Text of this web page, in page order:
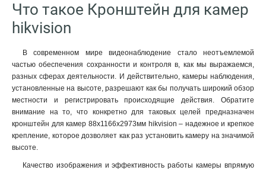
2239х80х1258мм 1
70x971x2179мм
157х1657х618мм 1
165х757мм 1
1571х164х455мм 1
136х48мм
120х40мм
157х1848х534мм 1
1785х164х41мм
Что такое Кронштейн для камер
hikvision
В современном мире видеонаблюдение стало неотъемлемой
частью обеспечения сохранности и контроля в, как мы выражаемся,
разных сферах деятельности. И действительно, камеры наблюдения,
установленные на высоте, разрешают как бы получать широкий обзор
местности и регистрировать происходящие действия. Обратите
внимание на то, что конкретно для таковых целей предназначен
кронштейн для камер 88х1166х2973мм hikvision – надежное и крепкое
крепление, которое дозволяет как раз установить камеру на значимой
высоте.
Качество изображения и эффективность работы камеры впрямую